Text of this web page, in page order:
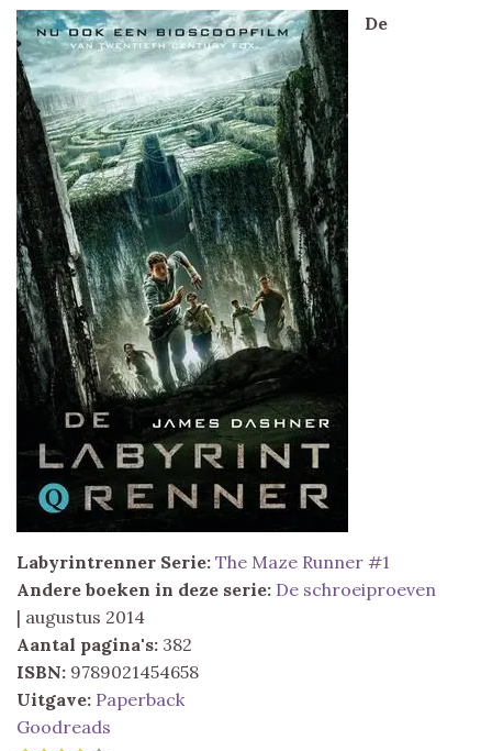
De
Labyrintrenner Serie: The Maze Runner #1
Andere boeken in deze serie: De schroeiproeven
| augustus 2014
Aantal pagina's: 382
ISBN: 9789021454658
Uitgave: Paperback
Goodreads